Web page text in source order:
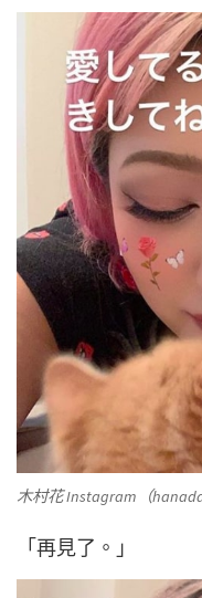
木村花 Instagram（
「再見了。」